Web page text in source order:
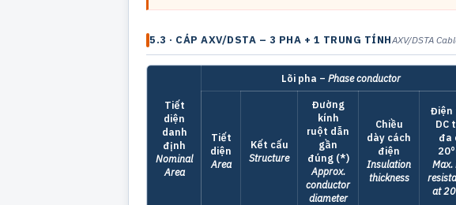
5.3 · CÁP AXV/DSTA – 3 PHA + 1 TRUNG TÍNHAXV/DSTA
Tiết
diện
danh
định
Nominal
Area
Lõi pha – Phase conductor
Tiết
diện
Area
Kết cấu
Structure
Đường
kính
ruột dẫn
gần
đúng (*)
Approx.
conductor
diameter
Chiều
dày cách
điện
Insulation
thickness
Điện
DC
đa
Max.
at